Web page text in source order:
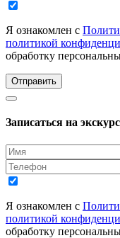
Я ознакомлен с
политикой
обработку
Отправить
Записаться на
Я ознакомлен с
политикой
обработку